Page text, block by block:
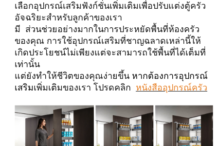
เลือกอุปกรณ์เสริมฟังก์ชั่นเพิ่มเติมเพื่อปรับแต่งตู้ครัว
อัจฉริยะสำหรับลูกค้าของเรา
มี ส่วนช่วยอย่างมากในการประหยัดพื้นที่ห้องครัว
ของคุณ การใช้อุปกรณ์เสริมที่ชาญฉลาดเหล่านี้ให้
เกิดประโยชน์ไม่เพียงแต่จะสามารถใช้พื้นที่ได้เต็มที่
เท่านั้น
แต่ยังทำให้ชีวิตของคุณง่ายขึ้น หากต้องการอุปกรณ์
เสริมเพิ่มเติมของเรา โปรดคลิก หนังสืออุปกรณ์ครัว